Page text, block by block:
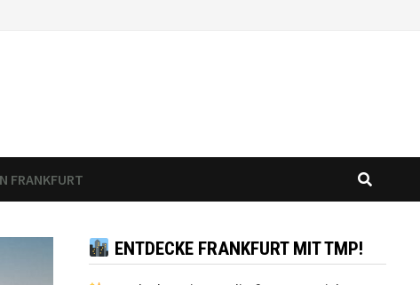
FRANKFURT
ENTDECKE FRANKFURT MIT TMP!